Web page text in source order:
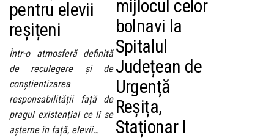
pentru elevii
reșițeni
Într-o atmosferă definită
de reculegere și de
conștientizarea
responsabilității față de
pragul existențial ce li se
așterne în față, elevii…
mijlocul celor
bolnavi la
Spitalul
Județean de
Urgență
Reșița,
Staționar I